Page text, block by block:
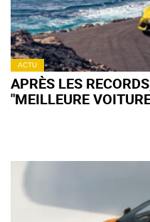
ACTU
APRÈS LES
"MEILLEURE